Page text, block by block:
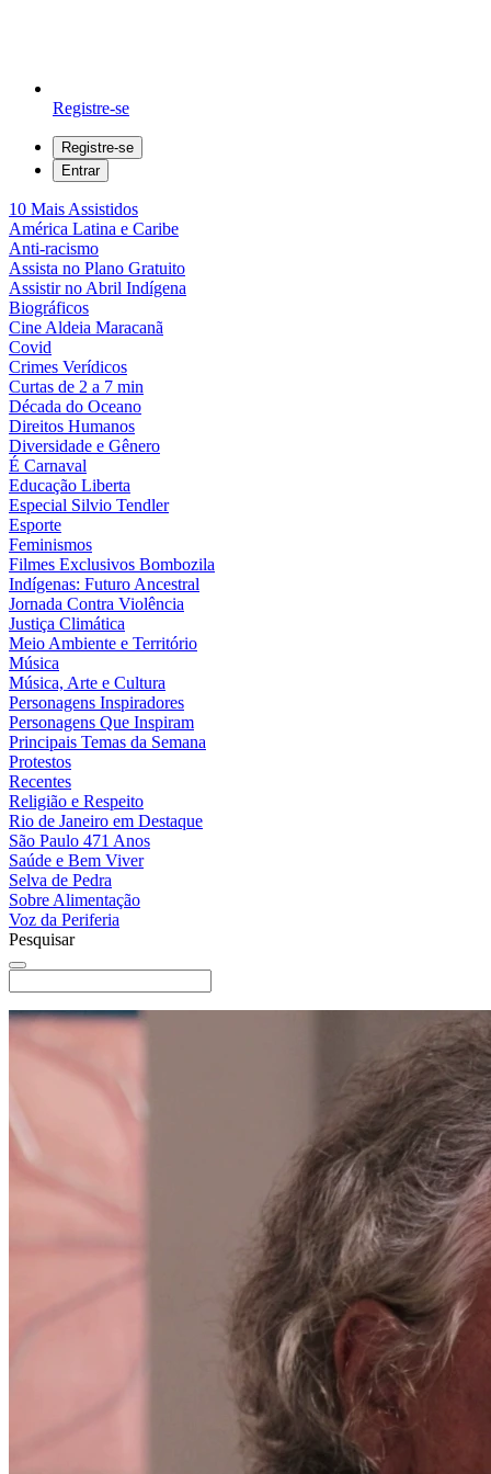
Registre-se
Registre-se
Entrar
10 Mais Assistidos
América Latina e Caribe
Anti-racismo
Assista no Plano Gratuito
Assistir no Abril Indígena
Biográficos
Cine Aldeia Maracanã
Covid
Crimes Verídicos
Curtas de 2 a 7 min
Década do Oceano
Direitos Humanos
Diversidade e Gênero
É Carnaval
Educação Liberta
Especial Silvio Tendler
Esporte
Feminismos
Filmes Exclusivos Bombozila
Indígenas: Futuro Ancestral
Jornada Contra Violência
Justiça Climática
Meio Ambiente e Território
Música
Música, Arte e Cultura
Personagens Inspiradores
Personagens Que Inspiram
Principais Temas da Semana
Protestos
Recentes
Religião e Respeito
Rio de Janeiro em Destaque
São Paulo 471 Anos
Saúde e Bem Viver
Selva de Pedra
Sobre Alimentação
Voz da Periferia
Pesquisar